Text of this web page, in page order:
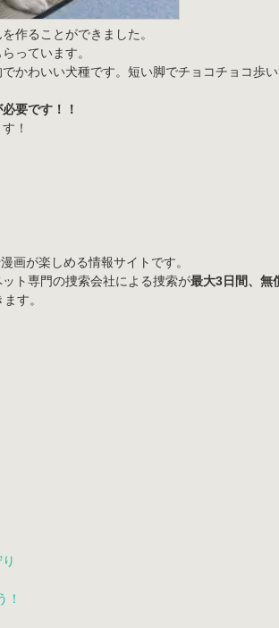
作ることができました。
っています。
かわいい犬種です。短い脚でチョコチョコ歩
要です！！
！
画が楽しめる情報サイトです。
ト専門の捜索会社による捜索が最大3日間、無
す。
！